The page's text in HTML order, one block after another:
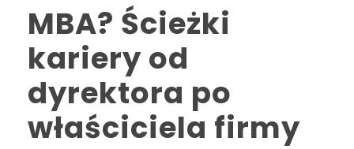
MBA? Ścieżki
kariery od
dyrektora po
właściciela firmy